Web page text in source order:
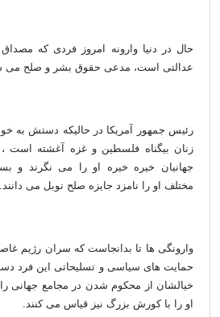
حال در دنیا وارونه امروز فردی که
عدالتی است، مدعی حقوق بشر و صلح می
رئیس جمهور آمریکا در حالیکه دستش به
زنان بیگناه فلسطین و غزه آغشته است
جهانیان خیره خیره او را می نگرند و
مختلف او را نامزد جایزه صلح نوبل می دانند.
وارونگی ها تا بدانجاست که سران رژیم
حمایت های سیاسی و تسلیحاتی این فرد
خیالشان از محکوم شدن در مجامع
او را با کورش بزرگ نیز قیاس می کنند.